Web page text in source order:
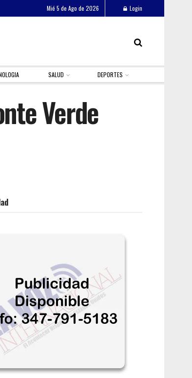
Mié 5 de Ago de 2026 Login
SALUD DEPORTES
Verde